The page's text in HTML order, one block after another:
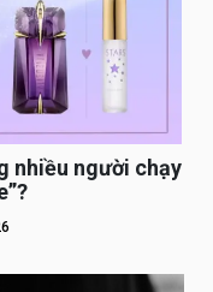
nhiều người chạy